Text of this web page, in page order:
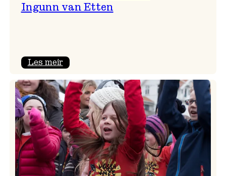
Ingunn van Etten
Les meir:
2026
–
Ingunn van Etten